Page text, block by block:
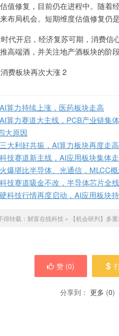
值修复，目前仍在进程中。随着
布局机会。短期维度估值修复仍
代开启，经济复苏可期，消费信
高端酒，并关注地产酒板块的阶段
算力持续上涨，医药板块走高
算力赛道大主线，PCB产业链集
大原因
大利好共振，AI算力板块再度走高
技赛道新主线，AI应用板块集体
爆堪比半导体、光通信，MLCC
技赛道吸金不改，半导体芯片全
科技行情再度启动，AI应用板块
得转载： 财富在线科技 » 【机会研判】多
赞 (0)
分享到： 更多 (0)